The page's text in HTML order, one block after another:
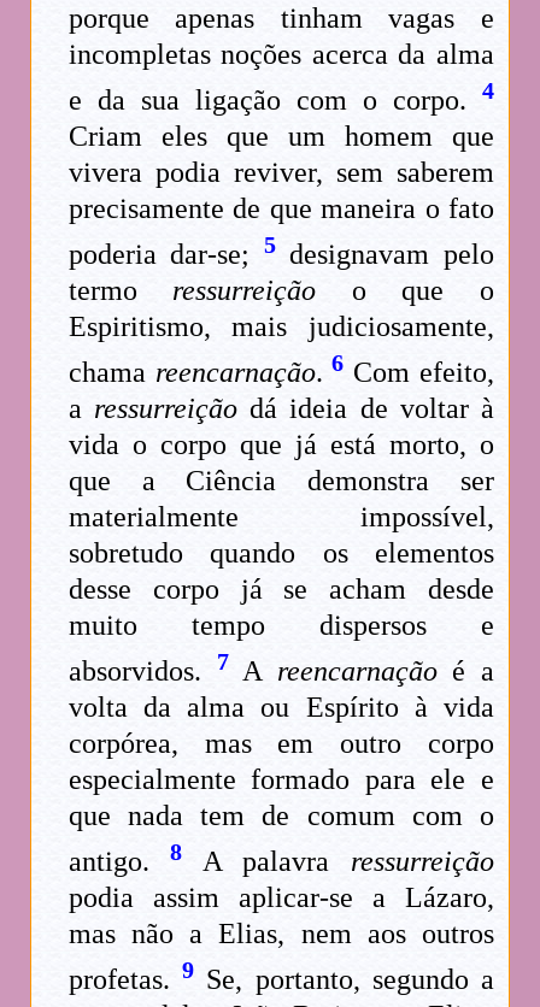
porque apenas tinham vagas e
incompletas noções acerca da alma
e da sua ligação com o corpo. 4
Criam eles que um homem que
vivera podia reviver, sem saberem
precisamente de que maneira o fato
poderia dar-se; 5designavam pelo
termo ressurreição o que o
Espiritismo, mais judiciosamente,
chama reencarnação.6 Com efeito,
a ressurreição dá ideia de voltar à
vida o corpo que já está morto, o
que a Ciência demonstra ser
materialmente impossível,
sobretudo quando os elementos
desse corpo já se acham desde
muito tempo dispersos e
absorvidos.
7 A reencarnaçãoé a
volta da alma ou Espírito à vida
corpórea, mas em outro corpo
especialmente formado para ele e
que nada tem de comum com o
antigo.8 A palavra ressurreição
podia assim aplicar-se a Lázaro,
mas não a Elias, nem aos outros
profetas.9 Se, portanto, segundo a